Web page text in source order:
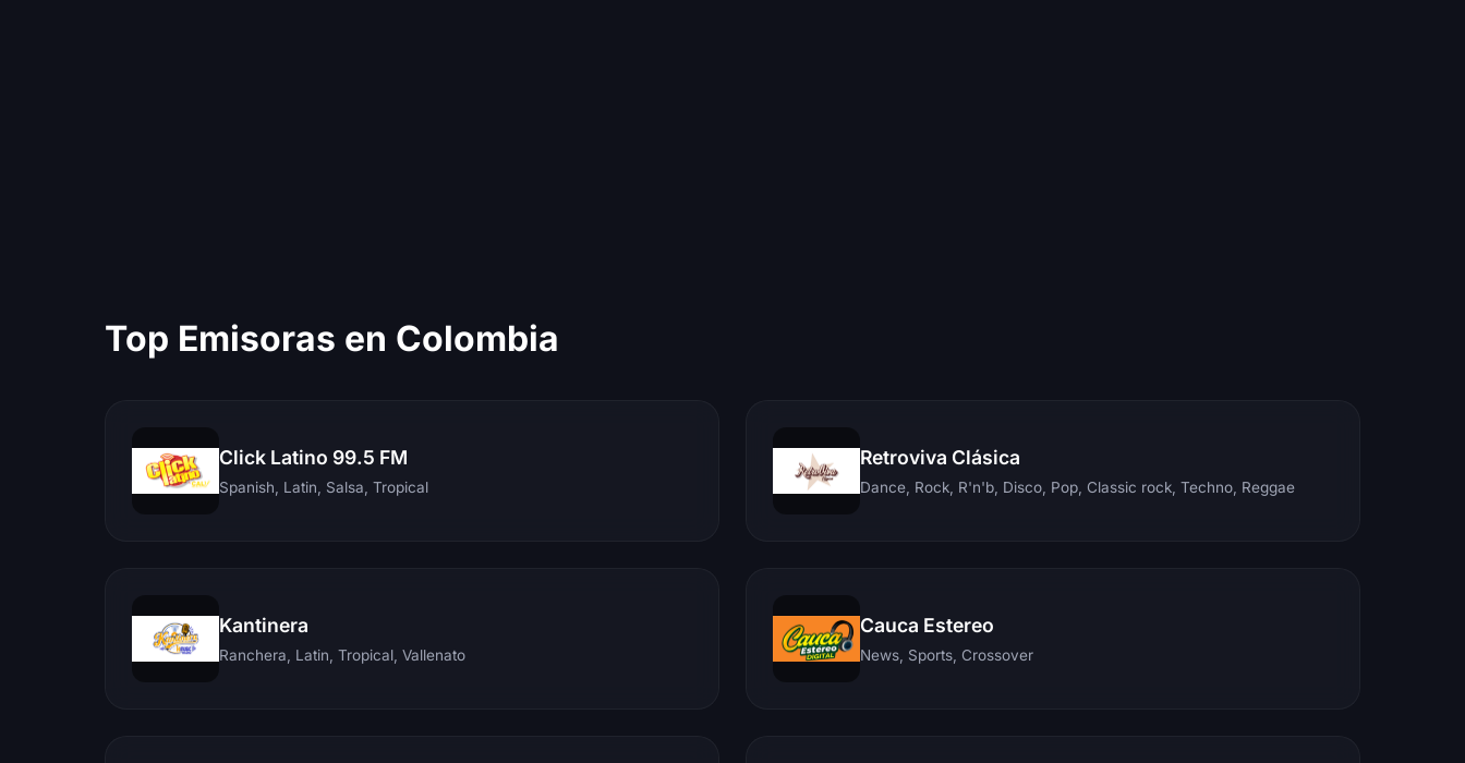
Top Emisoras en Colombia
Click Latino 99.5 FM
Spanish, Latin, Salsa, Tropical
Retroviva Clásica
Dance, Rock, R'n'b, Disco, Pop, Classic rock, Techno, Reggae
Kantinera
Ranchera, Latin, Tropical, Vallenato
Cauca Estereo
News, Sports, Crossover